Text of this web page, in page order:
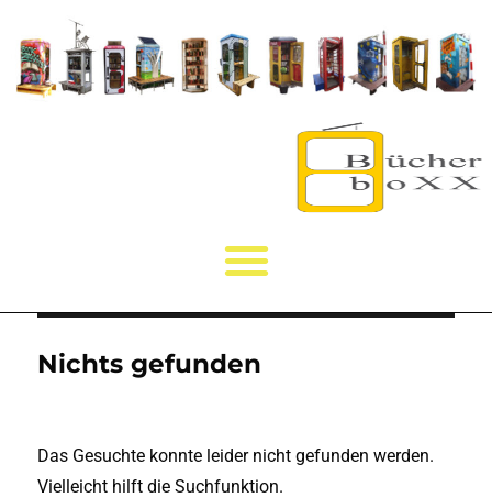
Nichts gefunden
Das Gesuchte konnte leider nicht gefunden werden.
Vielleicht hilft die Suchfunktion.